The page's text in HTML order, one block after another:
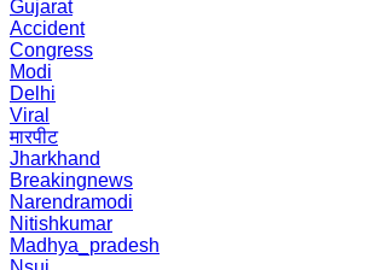
Gujarat
Accident
Congress
Modi
Delhi
Viral
मारपीट
Jharkhand
Breakingnews
Narendramodi
Nitishkumar
Madhya_pradesh